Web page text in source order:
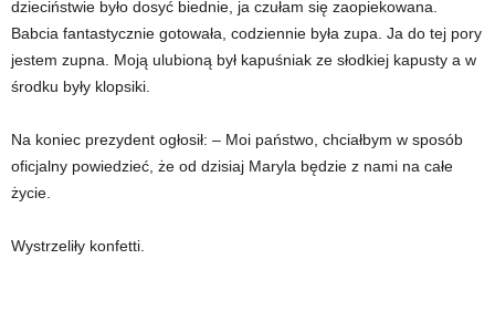
dzieciństwie było dosyć biednie, ja czułam się zaopiekowana.
Babcia fantastycznie gotowała, codziennie była zupa. Ja do tej pory
jestem zupna. Moją ulubioną był kapuśniak ze słodkiej kapusty a w
środku były klopsiki.
Na koniec prezydent ogłosił: – Moi państwo, chciałbym w sposób
oficjalny powiedzieć, że od dzisiaj Maryla będzie z nami na całe
życie.
Wystrzeliły konfetti.